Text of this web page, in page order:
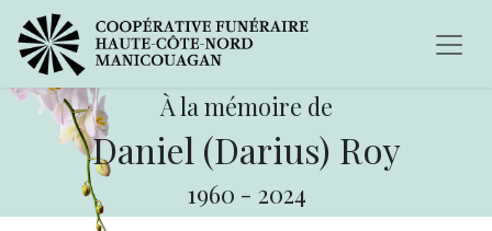
À la mémoire de
Daniel (Darius) Roy
1960 - 2024